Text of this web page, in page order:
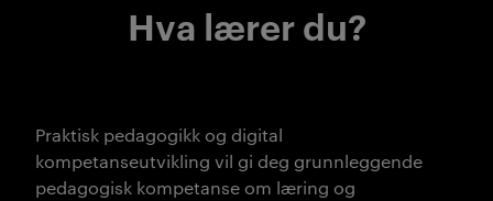
Hva lærer du?
Praktisk pedagogikk og digital
kompetanseutvikling vil gi deg grunnleggende
pedagogisk kompetanse om læring og